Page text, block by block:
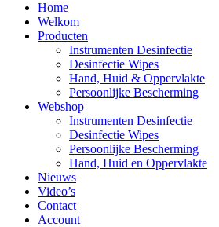
Home
Welkom
Producten
Instrumenten Desinfectie
Desinfectie Wipes
Hand, Huid & Oppervlakte
Persoonlijke Bescherming
Webshop
Instrumenten Desinfectie
Desinfectie Wipes
Persoonlijke Bescherming
Hand, Huid en Oppervlakte
Nieuws
Video’s
Contact
Account